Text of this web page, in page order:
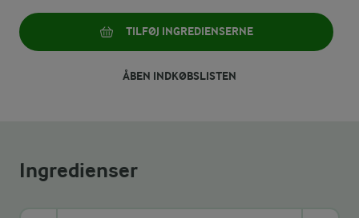
TILFØJ INGREDIENSERNE
ÅBEN INDKØBSLISTEN
Ingredienser